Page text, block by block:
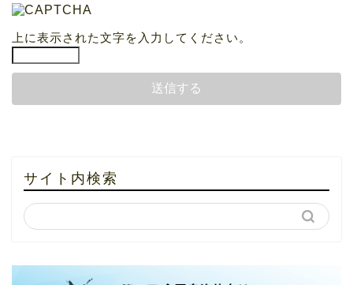
上に表示された文字を入力してください。
サイト内検索